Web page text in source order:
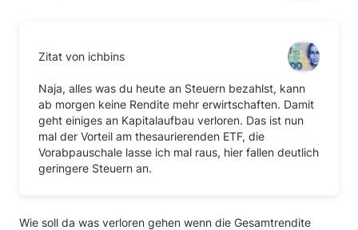
Zitat von ichbins
Naja, alles was du heute an Steuern bezahlst, kann
ab morgen keine Rendite mehr erwirtschaften. Damit
geht einiges an Kapitalaufbau verloren. Das ist nun
mal der Vorteil am thesaurierenden ETF, die
Vorabpauschale lasse ich mal raus, hier fallen deutlich
geringere Steuern an.
Wie soll da was verloren gehen wenn die Gesamtrendite